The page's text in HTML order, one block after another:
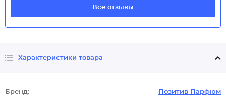
Все отзывы
Характеристики товара
Бренд: Позитив Парфюм